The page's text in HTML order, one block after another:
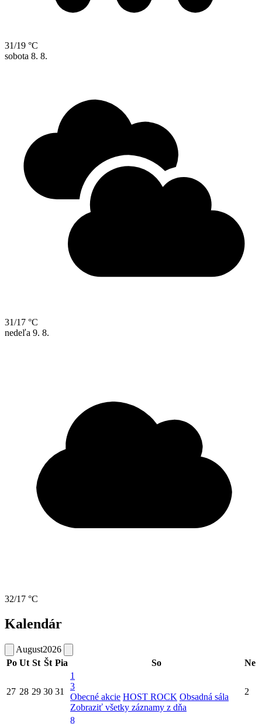
31/19 °C
sobota 8. 8.
31/17 °C
nedeľa 9. 8.
32/17 °C
Kalendár
August2026
Po Ut St Št Pia So Ne
27 28 29 30 31
1
3
Obecné akcie HOST ROCK Obsadná sála
Zobraziť všetky záznamy z dňa
2
8